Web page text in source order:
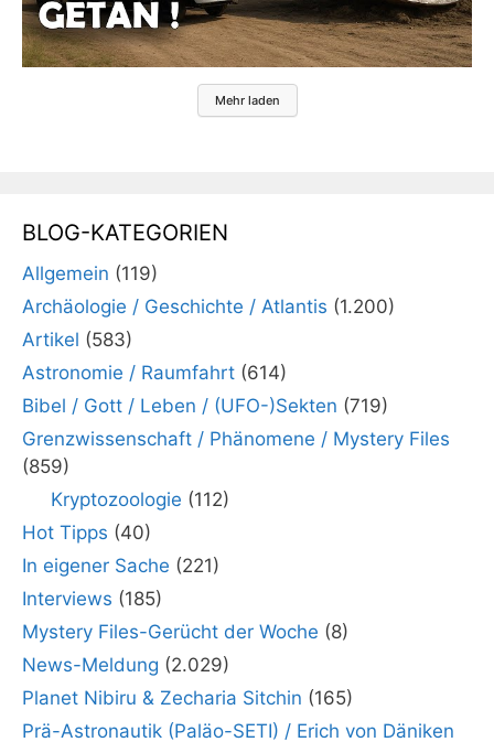
Mehr laden
BLOG-KATEGORIEN
Allgemein (119)
Archäologie / Geschichte / Atlantis (1.200)
Artikel (583)
Astronomie / Raumfahrt (614)
Bibel / Gott / Leben / (UFO-)Sekten (719)
Grenzwissenschaft / Phänomene / Mystery Files
(859)
Kryptozoologie (112)
Hot Tipps (40)
In eigener Sache (221)
Interviews (185)
Mystery Files-Gerücht der Woche (8)
News-Meldung (2.029)
Planet Nibiru & Zecharia Sitchin (165)
Prä-Astronautik (Paläo-SETI) / Erich von Däniken